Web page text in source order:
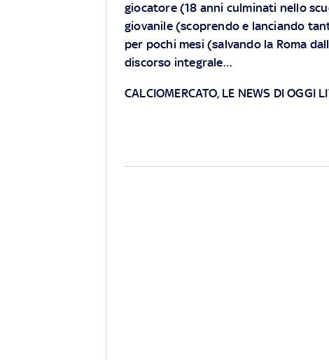
giocatore (18 anni culminati nello
giovanile (scoprendo e lanciando
per pochi mesi (salvando la Roma
discorso integrale…
CALCIOMERCATO, LE NEWS DI OGGI